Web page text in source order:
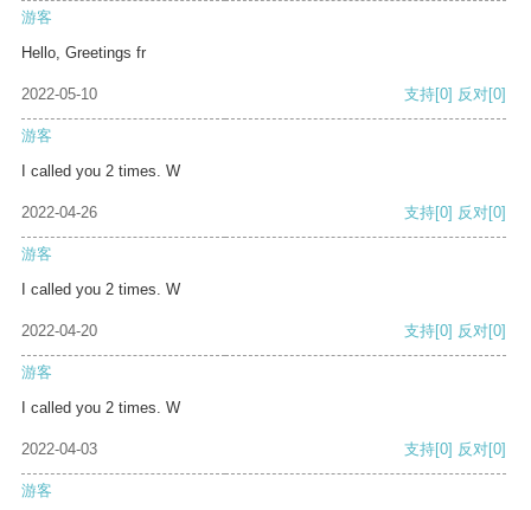
游客
Hello, Greetings fr
2022-05-10 支持[0] 反对[0]
游客
I called you 2 times. W
2022-04-26 支持[0] 反对[0]
游客
I called you 2 times. W
2022-04-20 支持[0] 反对[0]
游客
I called you 2 times. W
2022-04-03 支持[0] 反对[0]
游客